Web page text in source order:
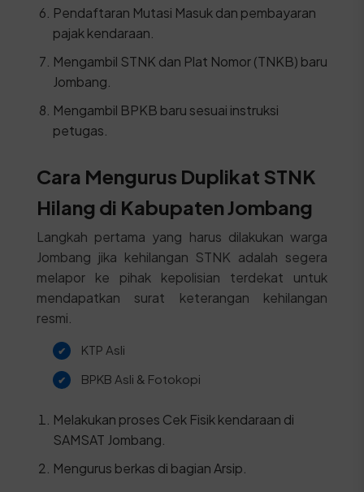
Pendaftaran Mutasi Masuk dan pembayaran
pajak kendaraan.
Mengambil STNK dan Plat Nomor (TNKB) baru
Jombang.
Mengambil BPKB baru sesuai instruksi
petugas.
Cara Mengurus Duplikat STNK
Hilang di Kabupaten Jombang
Langkah pertama yang harus dilakukan warga
Jombang jika kehilangan STNK adalah segera
melapor ke pihak kepolisian terdekat untuk
mendapatkan surat keterangan kehilangan
resmi.
KTP Asli
BPKB Asli & Fotokopi
Melakukan proses Cek Fisik kendaraan di
SAMSAT Jombang.
Mengurus berkas di bagian Arsip.